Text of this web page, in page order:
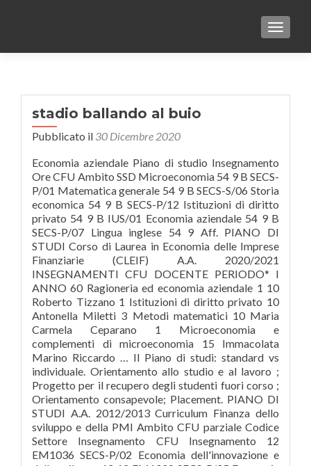
stadio ballando al buio
Pubblicato il 30 Dicembre 2020
Economia aziendale Piano di studio Insegnamento
Ore CFU Ambito SSD Microeconomia 54 9 B SECS-
P/01 Matematica generale 54 9 B SECS-S/06 Storia
economica 54 9 B SECS-P/12 Istituzioni di diritto
privato 54 9 B IUS/01 Economia aziendale 54 9 B
SECS-P/07 Lingua inglese 54 9 Aff. PIANO DI
STUDI Corso di Laurea in Economia delle Imprese
Finanziarie (CLEIF) A.A. 2020/2021
INSEGNAMENTI CFU DOCENTE PERIODO* I
ANNO 60 Ragioneria ed economia aziendale 1 10
Roberto Tizzano 1 Istituzioni di diritto privato 10
Antonella Miletti 3 Metodi matematici 10 Maria
Carmela Ceparano 1 Microeconomia e
complementi di microeconomia 15 Immacolata
Marino Riccardo … Il Piano di studi: standard vs
individuale. Orientamento allo studio e al lavoro ;
Progetto per il recupero degli studenti fuori corso ;
Orientamento consapevole; Placement. PIANO DI
STUDI A.A. 2012/2013 Curriculum Finanza dello
sviluppo e della PMI Ambito CFU parziale Codice
Settore Insegnamento CFU Insegnamento 12
EM1036 SECS-P/02 Economia dell'innovazione e